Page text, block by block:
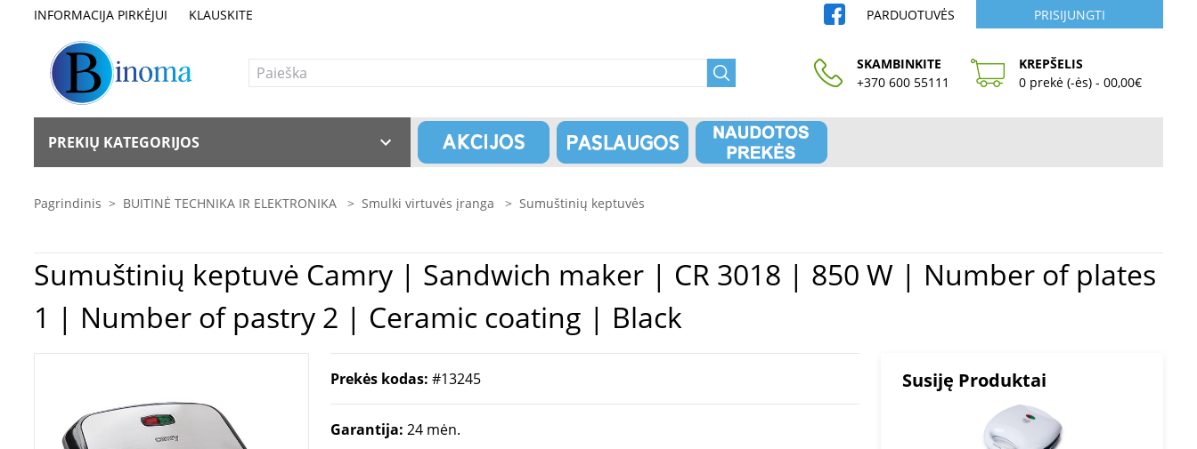
INFORMACIJA PIRKĖJUI KLAUSKITE PARDUOTUVĖS PRISIJUNGTI
SKAMBINKITE
+370 600 55111
KREPŠELIS
0 prekė (-ės) - 00,00€
PREKIŲ KATEGORIJOS
Pagrindinis > BUITINĖ TECHNIKA IR ELEKTRONIKA > Smulki virtuvės įranga > Sumuštinių keptuvės
Sumuštinių keptuvė Camry | Sandwich maker | CR 3018 | 850 W | Number of plates
1 | Number of pastry 2 | Ceramic coating | Black
Prekės kodas: #13245
Garantija: 24 mėn.
Susiję Produktai